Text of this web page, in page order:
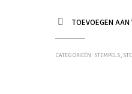
TOEVOEGEN
CATEGORIEËN: STEMPELS,